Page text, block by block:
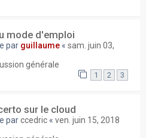
mode d'emploi
par guillaume « sam. juin 03,
générale
1 2 3
sur le cloud
parccedric « ven. juin 15, 2018